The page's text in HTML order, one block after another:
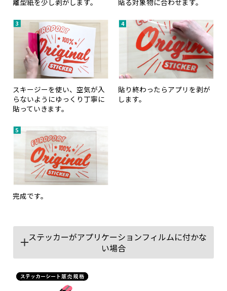
スキージーを使い、空気が入
らないようにゆっくり丁寧に
貼っていきます。
貼り終わったらアプリを剥が
します。
完成です。
ステッカーがアプリケーションフィルムに付かな
い場合